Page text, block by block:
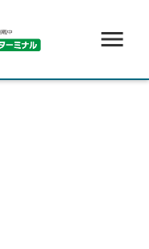
menu